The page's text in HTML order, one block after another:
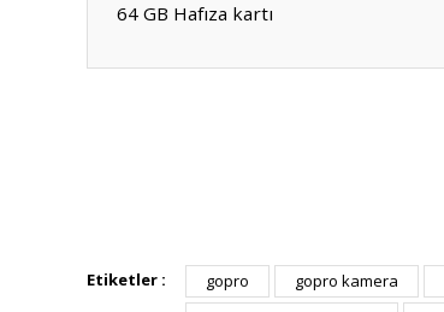
64 GB Hafıza kartı
Ürün fiyatı diğer sitelerden daha pahalı.
Etiketler : gopro gopro kamera